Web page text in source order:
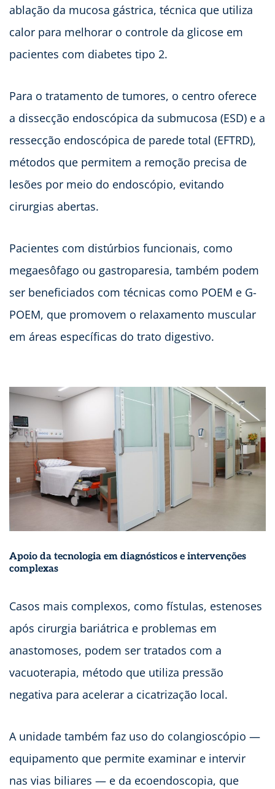
ablação da mucosa gástrica, técnica que utiliza
calor para melhorar o controle da glicose em
pacientes com diabetes tipo 2.
Para o tratamento de tumores, o centro oferece
a dissecção endoscópica da submucosa (ESD) e a
ressecção endoscópica de parede total (EFTRD),
métodos que permitem a remoção precisa de
lesões por meio do endoscópio, evitando
cirurgias abertas.
Pacientes com distúrbios funcionais, como
megaesôfago ou gastroparesia, também podem
ser beneficiados com técnicas como POEM e G-
POEM, que promovem o relaxamento muscular
em áreas específicas do trato digestivo.
Apoio da tecnologia em diagnósticos e intervenções
complexas
Casos mais complexos, como fístulas, estenoses
após cirurgia bariátrica e problemas em
anastomoses, podem ser tratados com a
vacuoterapia, método que utiliza pressão
negativa para acelerar a cicatrização local.
A unidade também faz uso do colangioscópio —
equipamento que permite examinar e intervir
nas vias biliares — e da ecoendoscopia, que